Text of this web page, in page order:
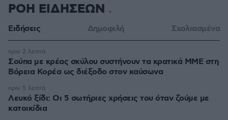
ΡΟΗ ΕΙΔΗΣΕΩΝ
Ειδήσεις Δημοφιλή Σχολιασμένα
Σούπα με κρέας σκύλου συστήνουν τα κρατικά ΜΜΕ στη
Βόρεια Κορέα ως διέξοδο στον καύσωνα
πριν 2 λεπτά
Λευκό ξίδι: Οι 5 σωτήριες χρήσεις του όταν ζούμε με
κατοικίδια
πριν 5 λεπτά